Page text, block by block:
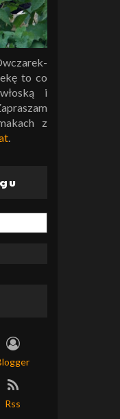
to co
i
z
.
Rss